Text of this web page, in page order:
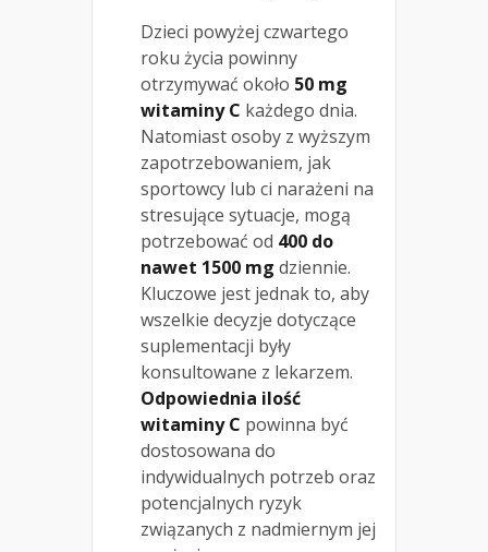
Dzieci powyżej czwartego
roku życia powinny
otrzymywać około 50 mg
witaminy C każdego dnia.
Natomiast osoby z wyższym
zapotrzebowaniem, jak
sportowcy lub ci narażeni na
stresujące sytuacje, mogą
potrzebować od 400 do
nawet 1500 mg dziennie.
Kluczowe jest jednak to, aby
wszelkie decyzje dotyczące
suplementacji były
konsultowane z lekarzem.
Odpowiednia ilość
witaminy C powinna być
dostosowana do
indywidualnych potrzeb oraz
potencjalnych ryzyk
związanych z nadmiernym jej